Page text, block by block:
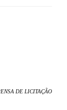
DE LICITAÇÃO